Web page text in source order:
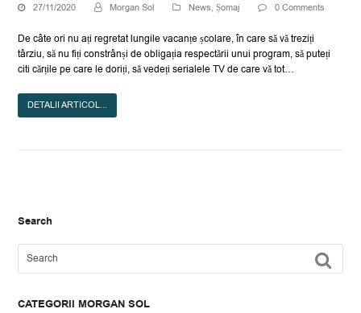
27/11/2020 Morgan Sol News,Șomaj 0 Comments
De câte ori nu ați regretat lungile vacanțe școlare, în care să vă treziți
târziu, să nu fiți constrânși de obligația respectării unui program, să puteți
citi cărțile pe care le doriți, să vedeți serialele TV de care vă tot…
DETALII ARTICOL...
Search
CATEGORII MORGAN SOL